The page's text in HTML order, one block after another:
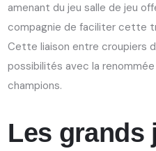
amenant du jeu salle de jeu
compagnie de faciliter cette
Cette liaison entre croupiers
possibilités avec la
champions.
Les grands